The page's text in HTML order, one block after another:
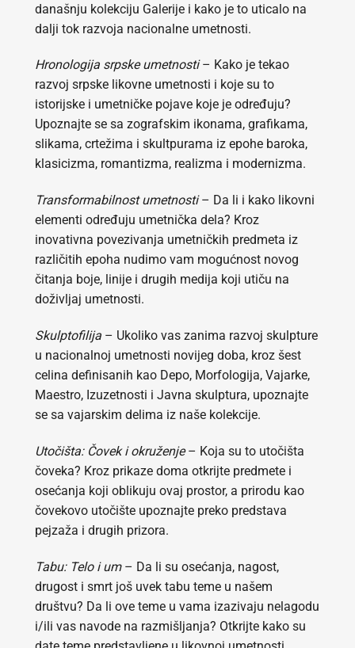
današnju kolekciju Galerije i kako je to uticalo na
dalji tok razvoja nacionalne umetnosti.
Hronologija srpske umetnosti– Kako je tekao
razvoj srpske likovne umetnosti i koje su to
istorijske i umetničke pojave koje je određuju?
Upoznajte se sa zografskim ikonama, grafikama,
slikama, crtežima i skultpurama iz epohe baroka,
klasicizma, romantizma, realizma i modernizma.
Transformabilnost umetnosti– Da li i kako likovni
elementi određuju umetnička dela? Kroz
inovativna povezivanja umetničkih predmeta iz
različitih epoha nudimo vam mogućnost novog
čitanja boje, linije i drugih medija koji utiču na
doživljaj umetnosti.
Skulptofilija– Ukoliko vas zanima razvoj skulpture
u nacionalnoj umetnosti novijeg doba, kroz šest
celina definisanih kao Depo, Morfologija, Vajarke,
Maestro, Izuzetnosti i Javna skulptura, upoznajte
se sa vajarskim delima iz naše kolekcije.
Utočišta: Čovek i okruženje– Koja su to utočišta
čoveka? Kroz prikaze doma otkrijte predmete i
osećanja koji oblikuju ovaj prostor, a prirodu kao
čovekovo utočište upoznajte preko predstava
pejzaža i drugih prizora.
Tabu: Telo i um– Da li su osećanja, nagost,
drugost i smrt još uvek tabu teme u našem
društvu? Da li ove teme u vama izazivaju nelagodu
i/ili vas navode na razmišljanja? Otkrijte kako su